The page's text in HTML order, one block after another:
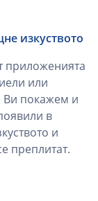
изкуството
приложенията
или
Ви покажем и
в
и
преплитат.